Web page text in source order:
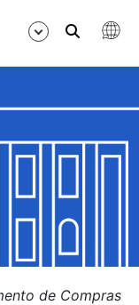
de Compras